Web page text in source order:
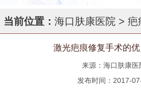
当前位置： 海口肤康医院 > 疤
激光疤痕修复手术的
来源：海口肤康医
发布时间：2017-